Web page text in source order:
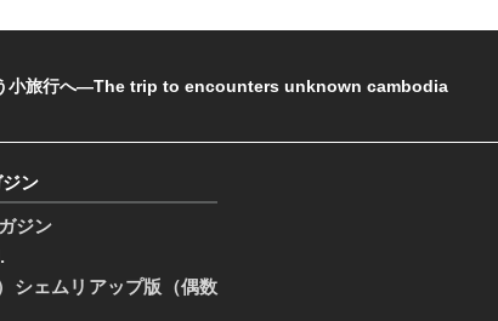
小旅行へ―The trip to encounters unknown cambodia
ン
ジン
シェムリアップ版（偶数